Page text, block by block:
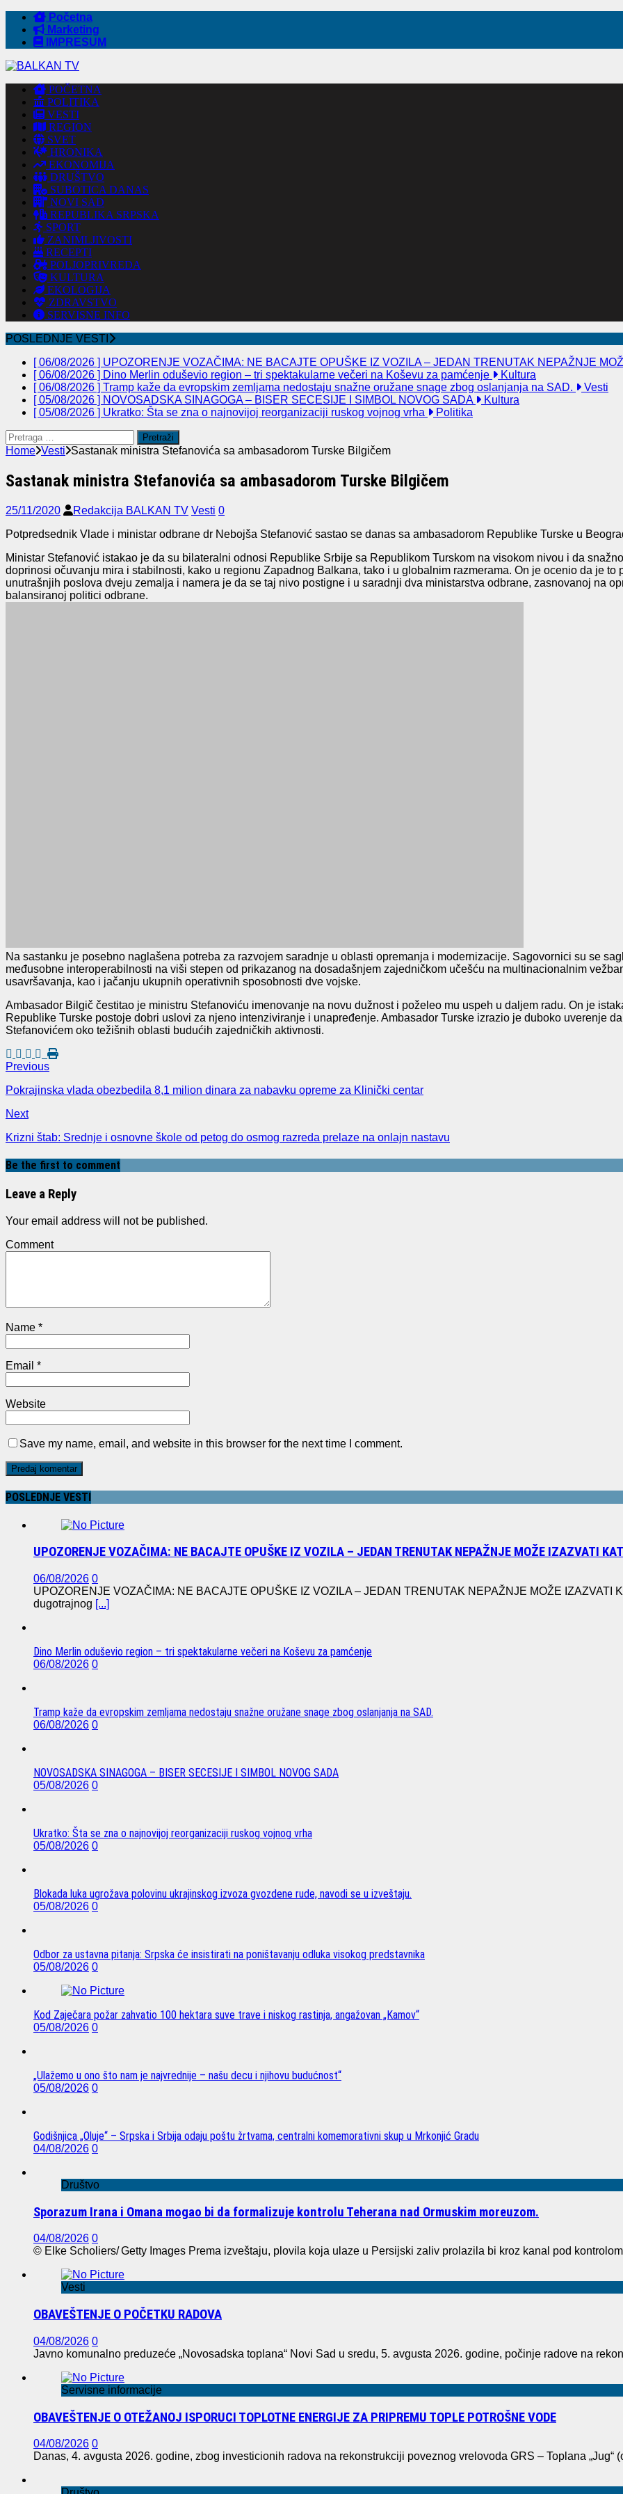
Početna
Marketing
IMPRESUM
POČETNA
POLITIKA
VESTI
REGION
SVET
HRONIKA
EKONOMIJA
DRUŠTVO
SUBOTICA DANAS
NOVI SAD
REPUBLIKA SRPSKA
SPORT
ZANIMLJIVOSTI
RECEPTI
POLJOPRIVREDA
KULTURA
EKOLOGIJA
ZDRAVSTVO
SERVISNE INFO
POSLEDNJE VESTI
[ 06/08/2026 ] UPOZORENJE VOZAČIMA: NE BACAJTE OPUŠKE IZ VOZILA – JEDAN TRENUTAK NEPAŽNJE
[ 06/08/2026 ] Dino Merlin oduševio region – tri spektakularne večeri na Koševu za pamćenje
Kultura
[ 06/08/2026 ] Tramp kaže da evropskim zemljama nedostaju snažne oružane snage zbog oslanjanja na SAD.
Vesti
[ 05/08/2026 ] NOVOSADSKA SINAGOGA – BISER SECESIJE I SIMBOL NOVOG SADA
Kultura
[ 05/08/2026 ] Ukratko: Šta se zna o najnovijoj reorganizaciji ruskog vojnog vrha
Politika
Pretraga
za:
Home Vesti Sastanak ministra Stefanovića sa ambasadorom Turske Bilgičem
Sastanak ministra Stefanovića sa ambasadorom Turske Bilgičem
25/11/2020 Redakcija BALKAN TV Vesti 0
Potpredsednik Vlade i ministar odbrane dr Nebojša Stefanović sastao se danas sa ambasadorom Republike Turske u
Ministar Stefanović istakao je da su bilateralni odnosi Republike Srbije sa Republikom Turskom na visokom nivou i da
doprinosi očuvanju mira i stabilnosti, kako u regionu Zapadnog Balkana, tako i u globalnim razmerama. On je ocenio da je
unutrašnjih poslova dveju zemalja i namera je da se taj nivo postigne i u saradnji dva ministarstva odbrane, zasnovanoj na
balansiranoj politici odbrane.
Na sastanku je posebno naglašena potreba za razvojem saradnje u oblasti opremanja i modernizacije. Sagovornici su se
međusobne interoperabilnosti na viši stepen od prikazanog na dosadašnjem zajedničkom učešću na multinacionalnim
usavršavanja, kao i jačanju ukupnih operativnih sposobnosti dve vojske.
Ambasador Bilgič čestitao je ministru Stefanoviću imenovanje na novu dužnost i poželeo mu uspeh u daljem radu. On je
Republike Turske postoje dobri uslovi za njeno intenziviranje i unapređenje. Ambasador Turske izrazio je duboko uverenje
Stefanovićem oko težišnih oblasti budućih zajedničkih aktivnosti.
Previous
Pokrajinska vlada obezbedila 8,1 milion dinara za nabavku opreme za Klinički centar
Next
Krizni štab: Srednje i osnovne škole od petog do osmog razreda prelaze na onlajn nastavu
Be the first to comment
Leave a Reply
Your email address will not be published.
Comment
Name *
Email *
Website
Save my name, email, and website in this browser for the next time I comment.
POSLEDNJE VESTI
UPOZORENJE VOZAČIMA: NE BACAJTE OPUŠKE IZ VOZILA – JEDAN TRENUTAK NEPAŽNJE MOŽE IZAZVATI
06/08/2026 0
UPOZORENJE VOZAČIMA: NE BACAJTE OPUŠKE IZ VOZILA – JEDAN TRENUTAK NEPAŽNJE MOŽE IZAZVATI
dugotrajnog [...]
Dino Merlin oduševio region – tri spektakularne večeri na Koševu za pamćenje
06/08/2026 0
Tramp kaže da evropskim zemljama nedostaju snažne oružane snage zbog oslanjanja na SAD.
06/08/2026 0
NOVOSADSKA SINAGOGA – BISER SECESIJE I SIMBOL NOVOG SADA
05/08/2026 0
Ukratko: Šta se zna o najnovijoj reorganizaciji ruskog vojnog vrha
05/08/2026 0
Blokada luka ugrožava polovinu ukrajinskog izvoza gvozdene rude, navodi se u izveštaju.
05/08/2026 0
Odbor za ustavna pitanja: Srpska će insistirati na poništavanju odluka visokog predstavnika
05/08/2026 0
Kod Zaječara požar zahvatio 100 hektara suve trave i niskog rastinja, angažovan „Kamov“
05/08/2026 0
„Ulažemo u ono što nam je najvrednije – našu decu i njihovu budućnost“
05/08/2026 0
Godišnjica „Oluje“ – Srpska i Srbija odaju poštu žrtvama, centralni komemorativni skup u Mrkonjić Gradu
04/08/2026 0
Društvo
Sporazum Irana i Omana mogao bi da formalizuje kontrolu Teherana nad Ormuskim moreuzom.
04/08/2026 0
© Elke Scholiers/ Getty Images Prema izveštaju, plovila koja ulaze u Persijski zaliv prolazila bi kroz kanal pod
Vesti
OBAVEŠTENJE O POČETKU RADOVA
04/08/2026 0
Javno komunalno preduzeće „Novosadska toplana“ Novi Sad u sredu, 5. avgusta 2026. godine, počinje radove na
Servisne informacije
OBAVEŠTENJE O OTEŽANOJ ISPORUCI TOPLOTNE ENERGIJE ZA PRIPREMU TOPLE POTROŠNE VODE
04/08/2026 0
Danas, 4. avgusta 2026. godine, zbog investicionih radova na rekonstrukciji poveznog vrelovoda GRS – Toplana „Jug“